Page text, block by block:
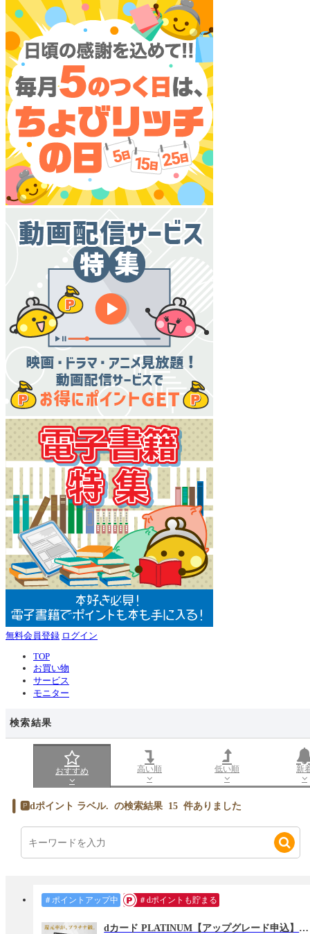
無料会員登録 ログイン
TOP
お買い物
サービス
モニター
検索結果
おすすめ 高い順 低い順 新
🅿dポイント ラベル. の検索結果 15 件ありました
＃ポイントアップ中 ＃dポイントも貯まる
dカード PLATINUM【アップグレード申込】カード発行